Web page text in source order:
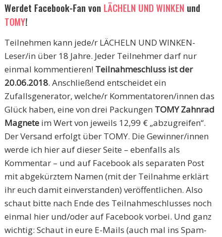
Werdet Facebook-Fan von LÄCHELN UND WINKEN und
TOMY!
Teilnehmen kann jede/r LÄCHELN UND WINKEN-
Leser/in über 18 Jahre. Jeder Teilnehmer darf nur
einmal kommentieren! Teilnahmeschluss ist der
20.06.2018. Anschließend entscheidet ein
Zufallsgenerator, welche/r Kommentatoren/innen das
Glück haben, eine von drei Packungen TOMY Zahnrad
Magnete im Wert von jeweils 12,99 € „abzugreifen“.
Der Versand erfolgt über TOMY. Die Gewinner/innen
werde ich hier auf dieser Seite – ebenfalls als
Kommentar – und auf Facebook als separaten Post
mit abgekürztem Namen (mit der Teilnahme erklärt
ihr euch damit einverstanden) veröffentlichen. Also
schaut bitte nach Ende des Teilnahmeschlusses noch
einmal hier und/oder auf Facebook vorbei. Und ganz
wichtig: Schaut in eure E-Mails (auch mal ins Spam-